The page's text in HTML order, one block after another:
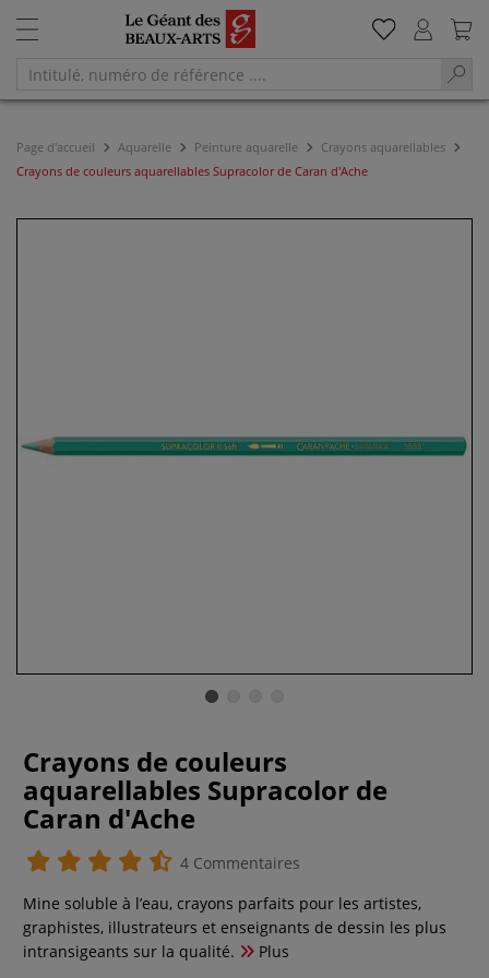
Page d'accueil Aquarelle Peinture aquarelle
Crayons aquarellables
Crayons de couleurs aquarellables Supracolor de Caran d'Ache
Crayons de couleurs
aquarellables Supracolor de
Caran d'Ache
4 Commentaires
Mine soluble à l’eau, crayons parfaits pour les artistes,
graphistes, illustrateurs et enseignants de dessin les plus
intransigeants sur la qualité.
Plus